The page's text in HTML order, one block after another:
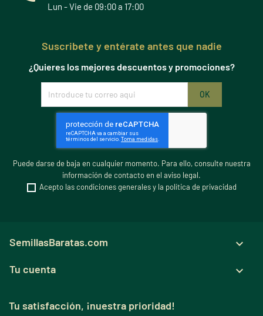
Lun - Vie de 09:00 a 17:00
Suscribete y entérate antes que nadie
¿Quieres los mejores descuentos y promociones?
Puede darse de baja en cualquier momento. Para ello, consulte nuestra
información de contacto en el aviso legal.
Acepto las condiciones generales y la política de privacidad
SemillasBaratas.com 
Tu cuenta 
Tu satisfacción, ¡nuestra prioridad!